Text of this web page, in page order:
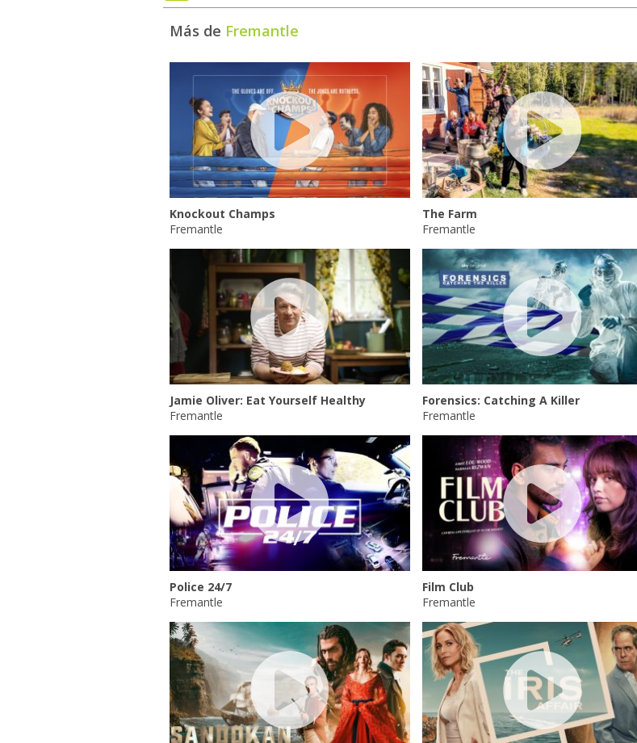
Más de Fremantle
Knockout Champs
Fremantle
The Farm
Fremantle
Jamie Oliver: Eat Yourself Healthy
Fremantle
Forensics: Catching A Killer
Fremantle
Police 24/7
Fremantle
Film Club
Fremantle